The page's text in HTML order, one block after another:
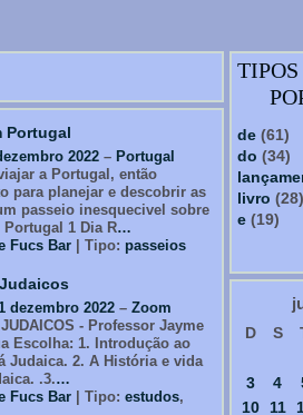
Portugal
2022 – Portugal
a Portugal, então
para planejar e descobrir as
passeio inesquecivel sobre
Portugal 1 Dia R…
Fucs Bar | Tipo: passeios
dezembro 2022 – Zoom
- Professor Jayme
Escolha: 1. Introdução ao
Judaica. 2. A História e vida
.3.…
Fucs Bar | Tipo: estudos,
de (61)
do (34)
livro (28)
e (19)
D S
3
4
10
11